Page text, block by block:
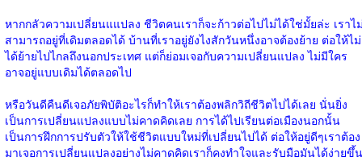
หากกลัวความเปลี่ยนแแปลง ชีวิตคนเราก็จะก้าวต่อไปไม่ได้ใช่มั้ยล่ะ เราไ
สามารถอยู่ที่เดิมตลอดได้ บ้านที่เราอยู่ยังไงสักวันหนึ่งอาจต้องย้าย ต่อให้ไม่
ได้ย้ายไปไกลถึงนอกประเทศ แต่ก็ย่อมเจอกับความเปลี่ยนแปลง ไม่มีใคร
อาจอยู่แบบเดิมได้ตลอดไป
หรือวันดีคืนดีเจอภัยพิบัติอะไรก็ทำให้เราต้องพลิกวิถีชีวิตไปได้เลย นั่นยิ่ง
เป็นการเปลี่ยนแปลงแบบไม่คาดคิดเลย การได้ไปเรียนต่อเมืองนอกนั้น
เป็นการฝึกการปรับตัวให้ใช้ชีวิตแบบใหม่ที่เปลี่ยนไปได้ ต่อให้อยู่ดีๆเราต้อง
มาเจอการเปลี่ยนแปลงอย่างไม่คาดคิดเราก็คงทำใจและรับมือมันได้ง่ายขึ้น